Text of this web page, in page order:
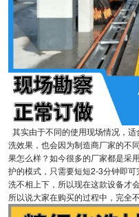
其实由于不同的使用现场情况，
洗效果，也会因为制造商厂家的不
果怎么样？如今很多的厂家都是采
护的模式，只需要短短2-3分钟即
洗不相上下，所以现在这款设备才
所以说大家在购买的过程中，完全